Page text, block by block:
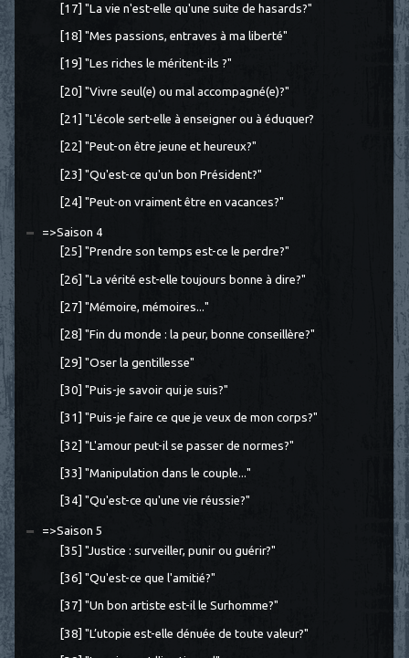
[17] "La vie n'est-elle qu'une suite de hasards?"
[18] "Mes passions, entraves à ma liberté"
[19] "Les riches le méritent-ils ?"
[20] "Vivre seul(e) ou mal accompagné(e)?"
[21] "L'école sert-elle à enseigner ou à éduquer?
[22] "Peut-on être jeune et heureux?"
[23] "Qu'est-ce qu'un bon Président?"
[24] "Peut-on vraiment être en vacances?"
=>Saison 4
[25] "Prendre son temps est-ce le perdre?"
[26] "La vérité est-elle toujours bonne à dire?"
[27] "Mémoire, mémoires..."
[28] "Fin du monde : la peur, bonne conseillère?"
[29] "Oser la gentillesse"
[30] "Puis-je savoir qui je suis?"
[31] "Puis-je faire ce que je veux de mon corps?"
[32] "L'amour peut-il se passer de normes?"
[33] "Manipulation dans le couple..."
[34] "Qu'est-ce qu'une vie réussie?"
=>Saison 5
[35] "Justice : surveiller, punir ou guérir?"
[36] "Qu'est-ce que l'amitié?"
[37] "Un bon artiste est-il le Surhomme?"
[38] "L’utopie est-elle dénuée de toute valeur?"